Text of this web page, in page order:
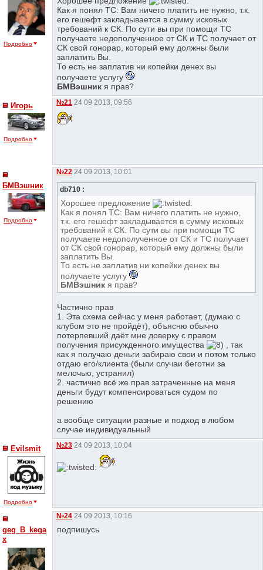
Подробно
Как я понял ТС: Вам ничего платить не нужно, т.к.
его гешефт закладывается в сумму исковых
требований к СК. По сути вы при помощи ТС
получаете недополученное от СК и ТС получает от
СК свой гонорар, который ему должны были
заплатить Вы.
То есть не заплатив ни копейки денех вы
получаете услугу
БМВэшник я прав?
Игорь
Подробно
№21 24 09 2013, 09:56
БМВэшник
Подробно
№22 24 09 2013, 10:01
db710 :
Хорошее предложение
Как я понял ТС: Вам ничего платить не нужно,
т.к. его гешефт закладывается в сумму исковых
требований к СК. По сути вы при помощи ТС
получаете недополученное от СК и ТС получает
от СК свой гонорар, который ему должны были
заплатить Вы.
То есть не заплатив ни копейки денех вы
получаете услугу
БМВэшник я прав?
Частично прав
1. Эта схема сейчас у меня работает, (думаю с
клубом это не пройдёт), объясню обычно
потерпевший даёт мне доверку с правом
получения присужденного имущества
, так
как я получаю деньги забираю свои и потом только
отдаю его/клиента (были случаи беготни за
мелочью, устранил)
2. частично всё же прав затраченные на меня
деньги будут компенсироваться судом по
решению
а вообще ситуации разные и подход в любом
случае индивидуальный
Evilsmit
Подробно
№23 24 09 2013, 10:04
geg_B_kega
x
№24 24 09 2013, 10:16
подпишусь